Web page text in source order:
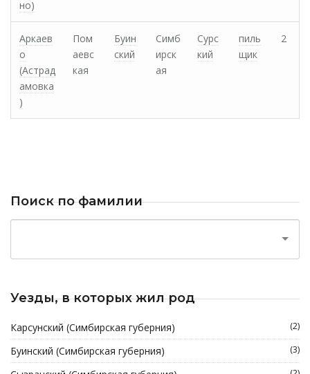
но)
Аркаев
о
(Астрад
амовка
)
Пом
аевс
кая
Буин
ский
Симб
ирск
ая
Сурс
кий
пиль
щик
2
Поиск по фамилии
Уезды, в которых жил род
Карсунский (Симбирская губерния) (2)
Буинский (Симбирская губерния) (3)